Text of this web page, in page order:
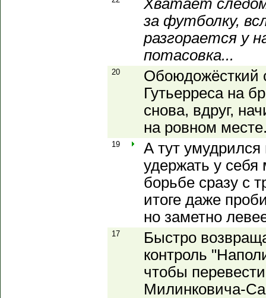
Хватает
за футболку,
разгорается у
потасовка...
20
Обоюдожёсткий
Гутьерреса на
снова, вдруг,
на ровном
19
А тут
удержать у
борьбе сразу с
итоге даже
но заметно
17
Быстро
контроль
чтобы перевести
Милинковича-